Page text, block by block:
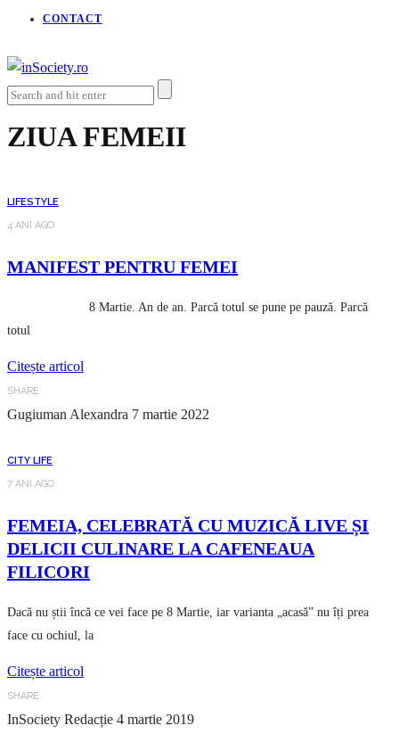
CONTACT
ZIUA FEMEII
LIFESTYLE
4 ANI AGO
MANIFEST PENTRU FEMEI
8 Martie. An de an. Parcă totul se pune pe pauză. Parcă
totul
Citește articol
SHARE
Gugiuman Alexandra 7 martie 2022
CITY LIFE
7 ANI AGO
FEMEIA, CELEBRATĂ CU MUZICĂ LIVE ȘI
DELICII CULINARE LA CAFENEAUA
FILICORI
Dacă nu știi încă ce vei face pe 8 Martie, iar varianta „acasă” nu îți prea
face cu ochiul, la
Citește articol
SHARE
InSociety Redacție 4 martie 2019